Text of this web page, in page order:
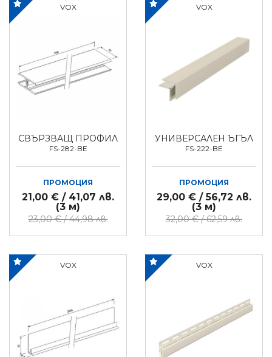
VOX
СВЪРЗВАЩ ПРОФИЛ
FS-282-BE
ПРОМОЦИЯ
21,00 € / 41,07 лв.
(3 м)
23,00 € / 44,98 лв.
VOX
УНИВЕРСАЛЕН ЪГЪЛ
FS-222-BE
ПРОМОЦИЯ
29,00 € / 56,72 лв.
(3 м)
32,00 € / 62,59 лв.
VOX VOX